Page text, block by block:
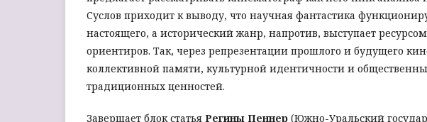
Суслов приходит к выводу, что научная фантастика
настоящего, а исторический жанр, напротив, выступает
ориентиров. Так, через репрезентации прошлого и будущего
коллективной памяти, культурной идентичности и
традиционных ценностей.
Завершает блок статья Регины Пеннер (Южно-Уральский